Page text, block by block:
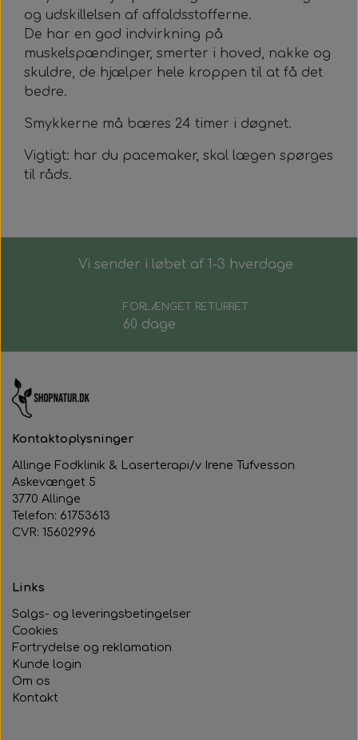
og udskillelsen af affaldsstofferne.
De har en god indvirkning på
muskelspændinger, smerter i hoved, nakke og
skuldre, de hjælper hele kroppen til at få det
bedre.
Smykkerne må bæres 24 timer i døgnet.
Vigtigt: har du pacemaker, skal lægen spørges
til råds.
Vi sender i løbet af 1-3 hverdage
FORLÆNGET RETURRET
60 dage
Kontaktoplysninger
Allinge Fodklinik & Laserterapi/v Irene Tufvesson
Askevænget 5
3770 Allinge
Telefon: 61753613
CVR: 15602996
Links
Salgs- og leveringsbetingelser
Cookies
Fortrydelse og reklamation
Kunde login
Om os
Kontakt